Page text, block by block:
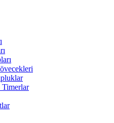
Timerlar